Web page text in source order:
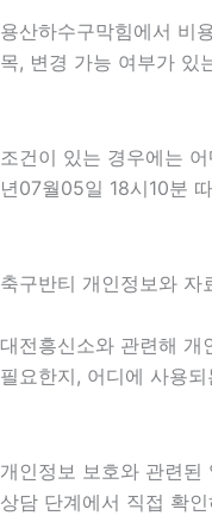
용산하수구막힘에서 비
목, 변경 가능 여부가 있
조건이 있는 경우에는
년07월05일 18시10분
축구반티 개인정보와
대전흥신소와 관련해
필요한지, 어디에 사용
개인정보 보호와 관련된
상담 단계에서 직접 확